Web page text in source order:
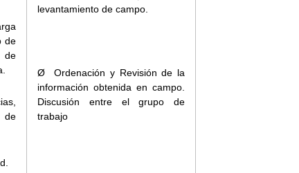
de
de
de
levantamiento de campo.
Ø Ordenación y Revisión de la
información obtenida en campo.
Discusión entre el grupo de
trabajo